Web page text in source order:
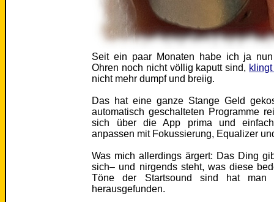
Seit ein paar Monaten habe ich ja
Ohren noch nicht völlig kaputt sind,
nicht mehr dumpf und breiig.
Das hat eine ganze Stange Geld
automatisch geschalteten Programme
sich über die App prima und
anpassen mit Fokussierung, Equalizer
Was mich allerdings ärgert: Das Ding
sich– und nirgends steht, was diese
Töne der Startsound sind hat man
herausgefunden.